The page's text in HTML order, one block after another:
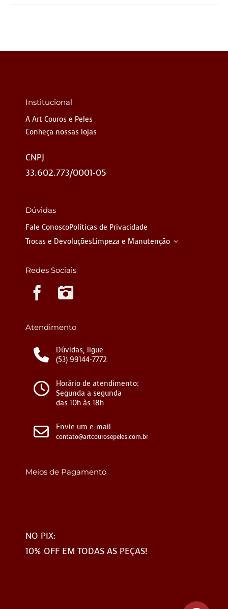
Institucional
A Art Couros e Peles
Conheça nossas lojas
CNPJ
33.602.773/0001-05
Dúvidas
Fale ConoscoPolíticas de Privacidade
Trocas e DevoluçõesLimpeza e Manutenção
Redes Sociais
Atendimento
Dúvidas, ligue
(53) 99144-7772
Horário de atendimento:
Segunda a segunda
das 10h às 18h
Envie um e-mail
contato@artcourosepeles.com.br
Meios de Pagamento
NO PIX:
10% OFF EM TODAS AS PEÇAS!